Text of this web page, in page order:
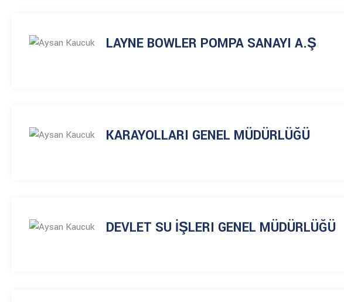
LAYNE BOWLER POMPA SANAYI A.Ş
KARAYOLLARI GENEL MÜDÜRLÜĞÜ
DEVLET SU İŞLERI GENEL MÜDÜRLÜĞÜ